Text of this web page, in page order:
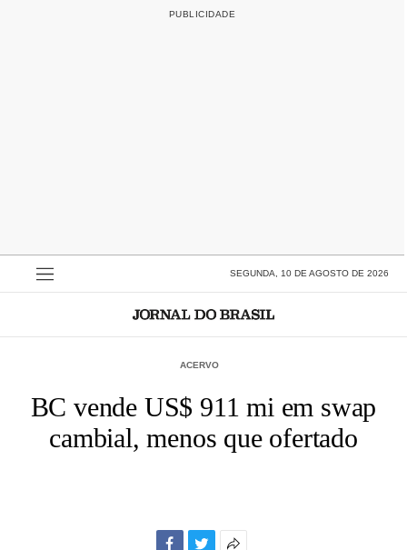
SEGUNDA, 10 DE AGOSTO DE 2026
ACERVO
BC vende US$ 911 mi em swap
cambial, menos que ofertado